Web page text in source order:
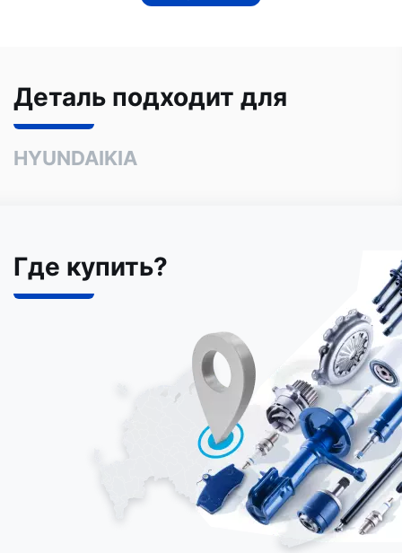
Деталь подходит для
HYUNDAIKIA
Где купить?